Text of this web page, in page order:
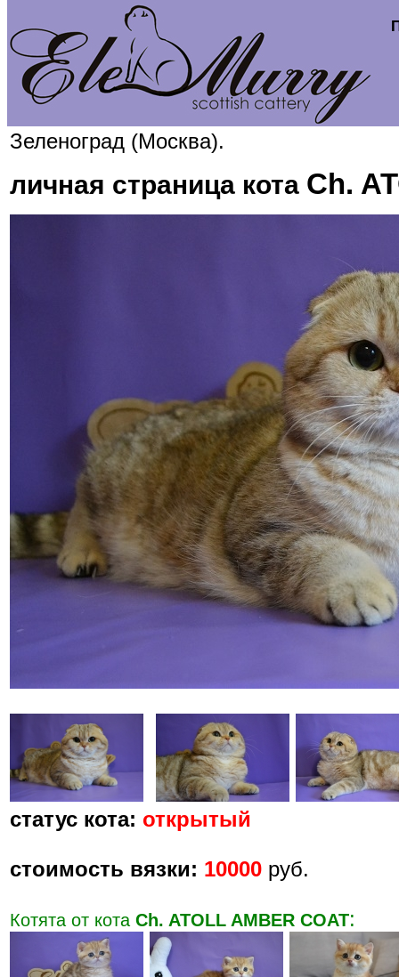
Зеленоград (Москва).
личная страница кота Ch.
статус кота: открытый
стоимость вязки: 10000 руб.
Котята от кота Ch. ATOLL AMBER COAT: